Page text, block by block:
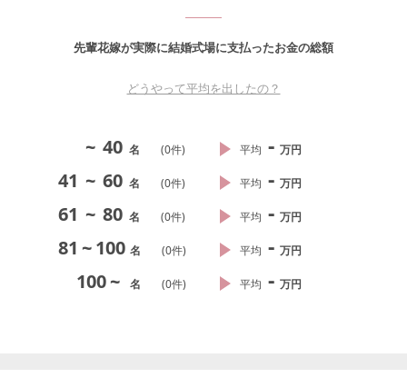
先輩花嫁が実際に結婚式場に支払ったお金の総額
どうやって平均を出したの？
~ 40 名 (0件) 平均 - 万円
41 ~ 60 名 (0件) 平均 - 万円
61 ~ 80 名 (0件) 平均 - 万円
81 ~100 名 (0件) 平均 - 万円
100~ 名 (0件) 平均 - 万円